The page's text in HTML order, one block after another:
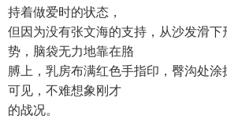
持着做爱时的状态，
但因为没有张文海的支持，从沙发滑下
势，脑袋无力地靠在胳
膊上，乳房布满红色手指印，臀沟处
可见，不难想象刚才
的战况。